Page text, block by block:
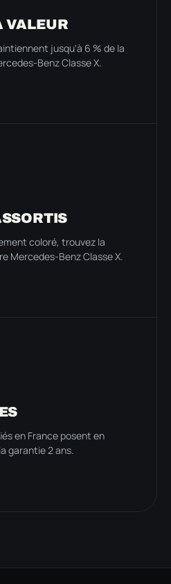
VALEUR
jusqu'à 6 % de la
Benz Classe X.
coloré, trouvez la
Mercedes-Benz Classe X.
en France posent en
garantie 2 ans.